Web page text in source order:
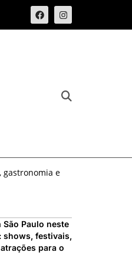
gastronomia e
nos dias
durante
São Paulo neste
shows, festivais,
para o